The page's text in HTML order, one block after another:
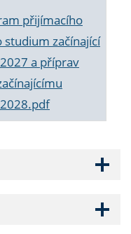
přijímacího
studium začínající
a příprav